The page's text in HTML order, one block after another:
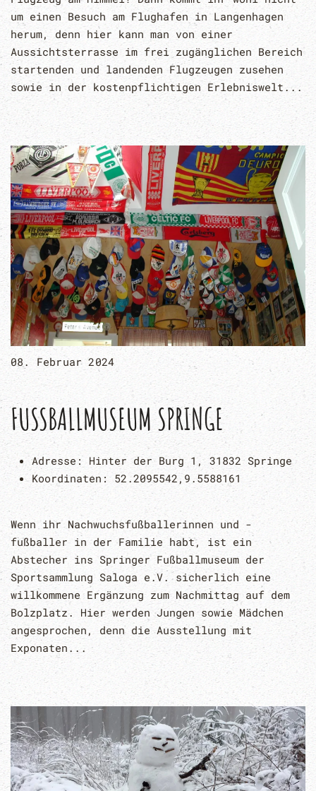
um einen Besuch am Flughafen in Langenhagen
herum, denn hier kann man von einer
Aussichtsterrasse im frei zugänglichen Bereich
startenden und landenden Flugzeugen zusehen
sowie in der kostenpflichtigen Erlebniswelt...
08. Februar 2024
FUSSBALLMUSEUM SPRINGE
Adresse: Hinter der Burg 1, 31832 Springe
Koordinaten: 52.2095542,9.5588161
Wenn ihr Nachwuchsfußballerinnen und -
fußballer in der Familie habt, ist ein
Abstecher ins Springer Fußballmuseum der
Sportsammlung Saloga e.V. sicherlich eine
willkommene Ergänzung zum Nachmittag auf dem
Bolzplatz. Hier werden Jungen sowie Mädchen
angesprochen, denn die Ausstellung mit
Exponaten...